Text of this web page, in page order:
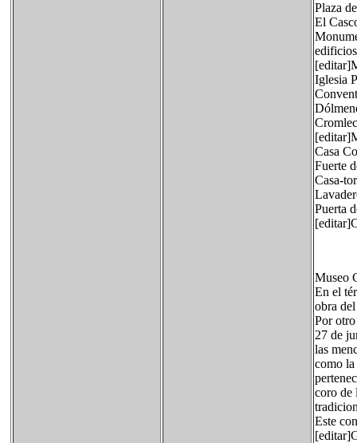
Plaza
El
Iglesia
Casa
Fuerte
Casa-
Puerta
Museo
En el
obra
Por otro
27 de
las
como
coro de
Este